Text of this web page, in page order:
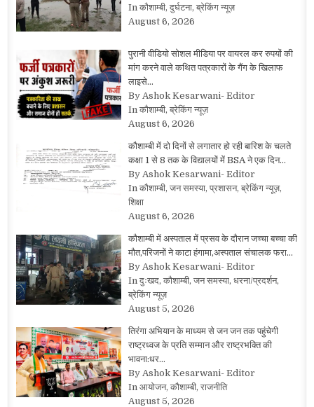
In कौशाम्बी, दुर्घटना, ब्रेकिंग न्यूज़
August 6, 2026
पुरानी वीडियो सोशल मीडिया पर वायरल कर रुपयों की
मांग करने वाले कथित पत्रकारों के गैंग के खिलाफ
लाइसे…
By Ashok Kesarwani- Editor
In कौशाम्बी, ब्रेकिंग न्यूज़
August 6, 2026
कौशाम्बी में दो दिनों से लगातार हो रही बारिश के चलते
कक्षा 1 से 8 तक के विद्यालयों में BSA ने एक दिन…
By Ashok Kesarwani- Editor
In कौशाम्बी, जन समस्या, प्रशासन, ब्रेकिंग न्यूज़,
शिक्षा
August 6, 2026
कौशाम्बी में अस्पताल में प्रसव के दौरान जच्चा बच्चा की
मौत,परिजनों ने काटा हंगामा,अस्पताल संचालक फरा…
By Ashok Kesarwani- Editor
In दुःखद, कौशाम्बी, जन समस्या, धरना/प्रदर्शन,
ब्रेकिंग न्यूज़
August 5, 2026
तिरंगा अभियान के माध्यम से जन जन तक पहुंचेगी
राष्ट्रध्वज के प्रति सम्मान और राष्ट्रभक्ति की
भावना:धर…
By Ashok Kesarwani- Editor
In आयोजन, कौशाम्बी, राजनीति
August 5, 2026